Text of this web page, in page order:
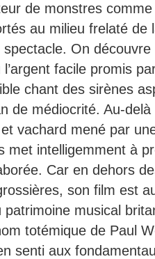
de monstres
au milieu frelaté de
On
facile promis
chant des sirènes
de médiocrité. Au-delà
vachard mené par
met intelligemment à
Car en dehors
son film est
patrimoine musical
totémique de Paul
senti aux